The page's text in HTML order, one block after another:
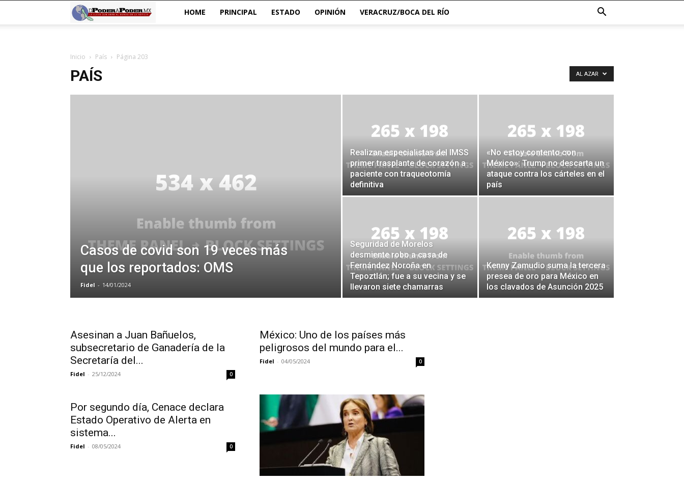
HOME PRINCIPAL ESTADO OPINIÓN VERACRUZ/BOCA DEL RÍO
Inicio País Página 203
PAÍS AL AZAR
Casos de covid son 19 veces más
que los reportados: OMS
Fidel - 14/01/2024
Realizan especialistas del IMSS
primer trasplante de corazón a
paciente con traqueotomía
definitiva
«No estoy contento con
México»: Trump no descarta un
ataque contra los cárteles en el
país
Seguridad de Morelos
desmiente robo a casa de
Fernández Noroña en
Tepoztlán; fue a su vecina y se
llevaron siete chamarras
Kenny Zamudio suma la tercera
presea de oro para México en
los clavados de Asunción 2025
Asesinan a Juan Bañuelos,
subsecretario de Ganadería de la
Secretaría del...
Fidel - 25/12/2024 0
México: Uno de los países más
peligrosos del mundo para el...
Fidel - 04/05/2024 0
Por segundo día, Cenace declara
Estado Operativo de Alerta en
sistema...
Fidel - 08/05/2024 0